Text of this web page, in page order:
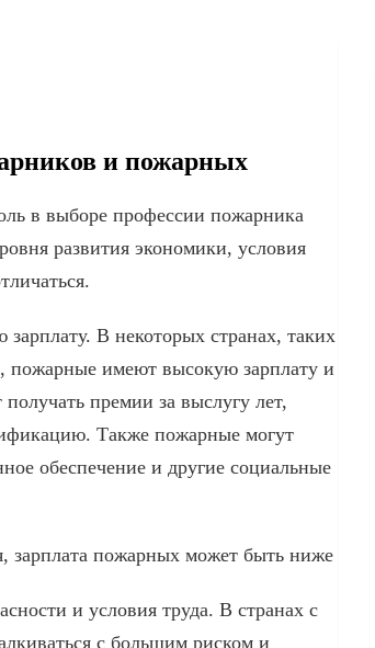
и пожарных
в выборе профессии пожарника
развития экономики, условия
В некоторых странах, таких
имеют высокую зарплату и
премии за выслугу лет,
Также пожарные могут
обеспечение и другие социальные
зарплата пожарных может быть ниже
и условия труда. В странах с
с большим риском и